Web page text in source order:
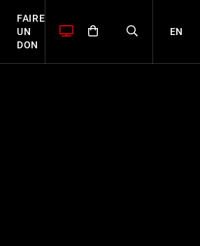
FAIRE
UN
DON
EN